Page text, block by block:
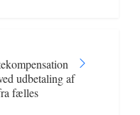
udbetaling af
fælles